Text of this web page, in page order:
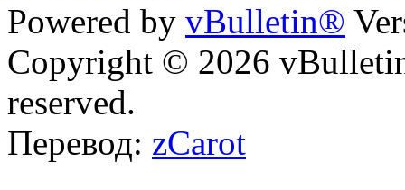
Powered by vBulletin®
Copyright © 2026
reserved.
Перевод: zCarot